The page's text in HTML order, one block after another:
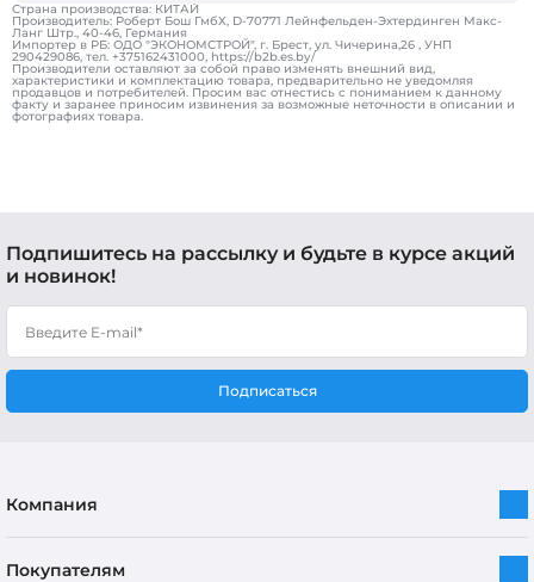
Страна производства: КИТАЙ
Производитель: Роберт Бош ГмбХ, D-70771 Лейнфельден-Эхтердинген Макс-
Ланг Штр., 40-46, Германия
Импортер в РБ: ОДО "ЭКОНОМСТРОЙ", г. Брест, ул. Чичерина,26 , УНП
290429086, тел. +375162431000, https://b2b.es.by/
Производители оставляют за собой право изменять внешний вид,
характеристики и комплектацию товара, предварительно не уведомляя
продавцов и потребителей. Просим вас отнестись с пониманием к данному
факту и заранее приносим извинения за возможные неточности в описании и
фотографиях товара.
Подпишитесь на рассылку и будьте в курсе акций
и новинок!
Подписаться
Компания
Покупателям